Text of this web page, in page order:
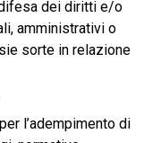
dei diritti e/o
amministrativi o
sorte in relazione
l’adempimento di